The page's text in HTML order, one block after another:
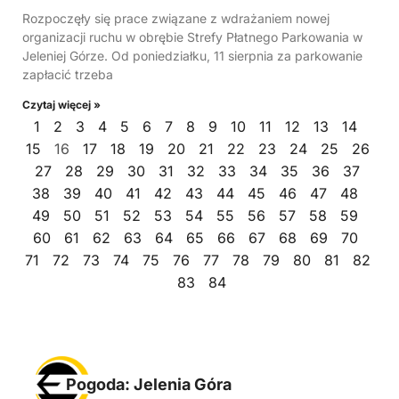
Rozpoczęły się prace związane z wdrażaniem nowej
organizacji ruchu w obrębie Strefy Płatnego Parkowania w
Jeleniej Górze. Od poniedziałku, 11 sierpnia za parkowanie
zapłacić trzeba
Czytaj więcej »
1 2 3 4 5 6 7 8 9 10 11 12 13
14
15
16 17 18 19 20 21 22 23 24 25
26
27
28 29 30 31 32 33 34 35 36
37
38
39 40 41 42 43 44 45 46 47
48
49
50 51 52 53 54 55 56 57 58
59
60
61 62 63 64 65 66 67 68 69
70
71
72 73 74 75 76 77 78 79 80 81
82
83
84
Pogoda: Jelenia Góra